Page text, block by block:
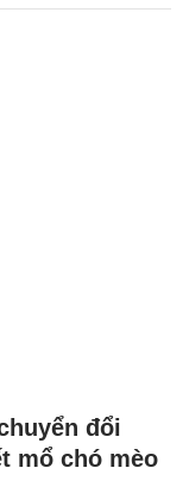
đổi
mổ chó mèo